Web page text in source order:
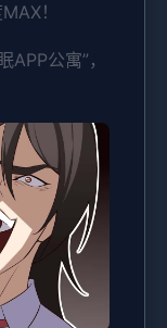
！
公寓”，